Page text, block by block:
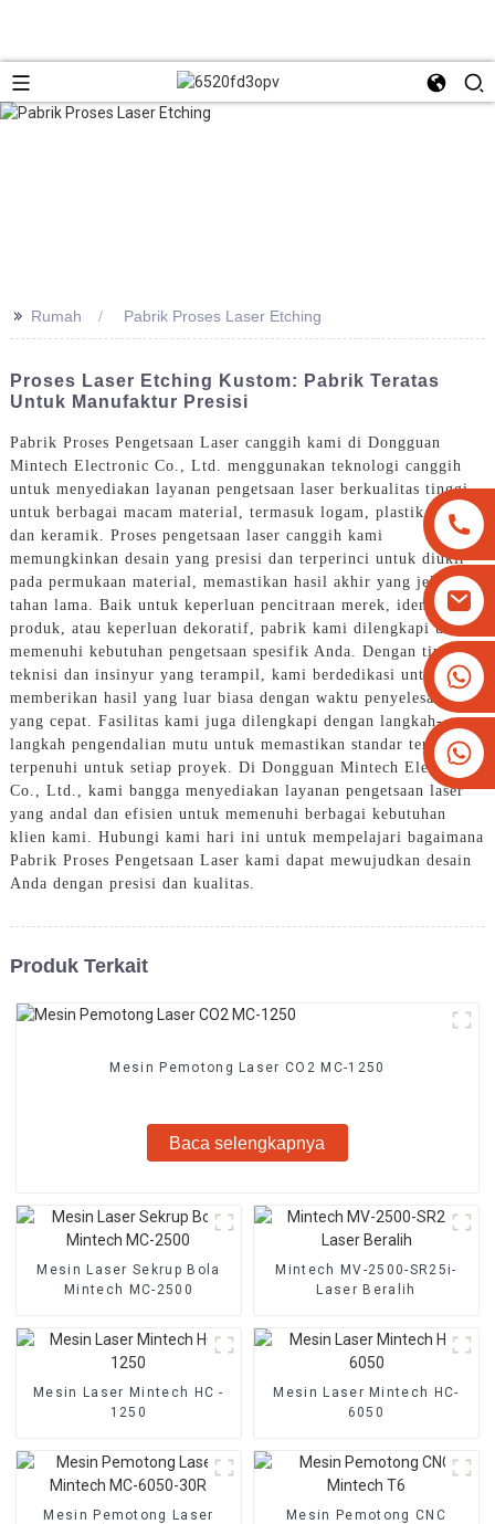
+8613825779334
+16266628193
>> Rumah Pabrik Proses Laser Etching
Proses Laser Etching Kustom: Pabrik Teratas
Untuk Manufaktur Presisi
Pabrik Proses Pengetsaan Laser canggih kami di Dongguan
Mintech Electronic Co., Ltd. menggunakan teknologi canggih
untuk menyediakan layanan pengetsaan laser berkualitas tinggi
untuk berbagai macam material, termasuk logam, plastik, kaca,
dan keramik. Proses pengetsaan laser canggih kami
memungkinkan desain yang presisi dan terperinci untuk diukir
pada permukaan material, memastikan hasil akhir yang jelas dan
tahan lama. Baik untuk keperluan pencitraan merek, identifikasi
produk, atau keperluan dekoratif, pabrik kami dilengkapi untuk
memenuhi kebutuhan pengetsaan spesifik Anda. Dengan tim
teknisi dan insinyur yang terampil, kami berdedikasi untuk
memberikan hasil yang luar biasa dengan waktu penyelesaian
yang cepat. Fasilitas kami juga dilengkapi dengan langkah-
langkah pengendalian mutu untuk memastikan standar tertinggi
terpenuhi untuk setiap proyek. Di Dongguan Mintech Electronic
Co., Ltd., kami bangga menyediakan layanan pengetsaan laser
yang andal dan efisien untuk memenuhi berbagai kebutuhan
klien kami. Hubungi kami hari ini untuk mempelajari bagaimana
Pabrik Proses Pengetsaan Laser kami dapat mewujudkan desain
Anda dengan presisi dan kualitas.
Produk Terkait
Mesin Pemotong Laser CO2 MC-1250
Baca selengkapnya
Mesin Laser Sekrup Bola
Mintech MC-2500
Mintech MV-2500-SR25i-
Laser Beralih
Mesin Laser Mintech HC -
1250
Mesin Laser Mintech HC-
6050
Mesin Pemotong Laser
Mesin Pemotong CNC